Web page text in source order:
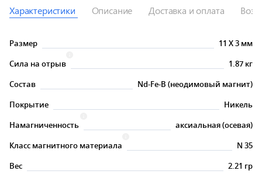
Характеристики Описание Доставка и оплата
Размер 11 X3 мм
Сила на отрыв
1.87 кг
Состав
Nd-Fe-B (неодимовый магнит)
Покрытие
Никель
Намагниченность
аксиальная (осевая)
Класс магнитного материала
N 35
Вес
2.21 гр